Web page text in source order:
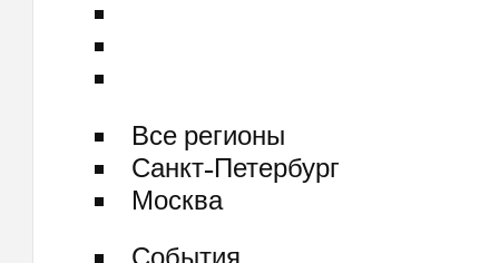
Все регионы
Санкт-Петербург
Москва